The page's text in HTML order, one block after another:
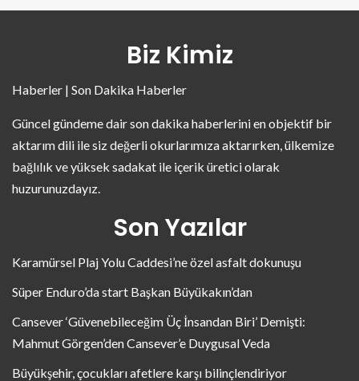
Biz Kimiz
Haberler | Son Dakika Haberler
Güncel gündeme dair son dakika haberlerini en objektif bir
aktarım dili ile siz değerli okurlarımıza aktarırken, ülkemize
bağlılık ve yüksek sadakat ile içerik üretici olarak
huzurunuzdayız.
Son Yazılar
Karamürsel Plaj Yolu Caddesi’ne özel asfalt dokunuşu
Süper Enduro’da start Başkan Büyükakın’dan
Cansever ‘Güvenebileceğim Üç İnsandan Biri’ Demişti:
Mahmut Görgen’den Cansever’e Duygusal Veda
Büyükşehir, çocukları afetlere karşı bilinçlendiriyor